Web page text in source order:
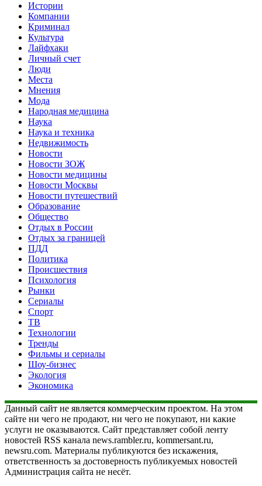
Истории
Компании
Криминал
Культура
Лайфхаки
Личный счет
Люди
Места
Мнения
Мода
Народная медицина
Наука
Наука и техника
Недвижимость
Новости
Новости ЗОЖ
Новости медицины
Новости Москвы
Новости путешествий
Образование
Общество
Отдых в России
Отдых за границей
ПДД
Политика
Происшествия
Психология
Рынки
Сериалы
Спорт
ТВ
Технологии
Тренды
Фильмы и сериалы
Шоу-бизнес
Экология
Экономика
Данный сайт не является коммерческим проектом. На этом
сайте ни чего не продают, ни чего не покупают, ни какие
услуги не оказываются. Сайт представляет собой ленту
новостей RSS канала news.rambler.ru, kommersant.ru,
newsru.com. Материалы публикуются без искажения,
ответственность за достоверность публикуемых новостей
Администрация сайта не несёт.